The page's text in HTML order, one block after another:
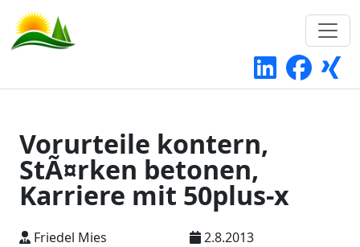
Vorurteile kontern,
StÃ¤rken betonen,
Karriere mit 50plus-x
Friedel Mies 2.8.2013